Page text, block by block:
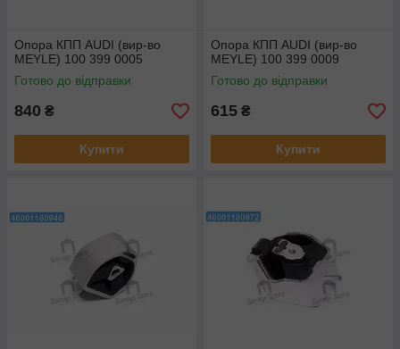
Опора КПП AUDI (вир-во
MEYLE) 100 399 0005
Готово до відправки
840 ₴
Купити
Опора КПП AUDI (вир-во
MEYLE) 100 399 0009
Готово до відправки
615 ₴
Купити